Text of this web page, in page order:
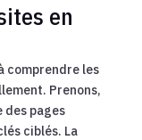
en
comprendre les
Prenons,
des pages
ciblés. La